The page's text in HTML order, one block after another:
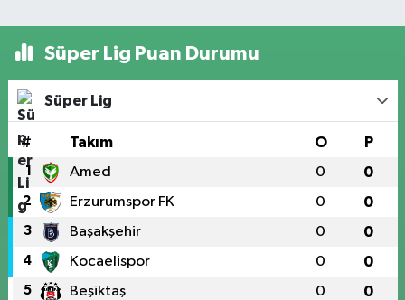
Süper Lig Puan Durumu
Süper Lig
# Takım O P
1 Amed 0 0
2 Erzurumspor FK 0 0
3 Başakşehir 0 0
4 Kocaelispor 0 0
5 Beşiktaş 0 0